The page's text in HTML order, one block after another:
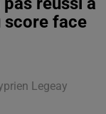
score face
Legeay